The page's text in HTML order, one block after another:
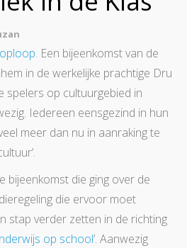
. Een bijeenkomst van de
in de werkelijke prachtige Dru
spelers op cultuurgebied in
Iedereen eensgezind in hun
meer dan nu in aanraking te
bijeenkomst die ging over de
die ervoor moet
stap verder zetten in de richting
op school’. Aanwezig